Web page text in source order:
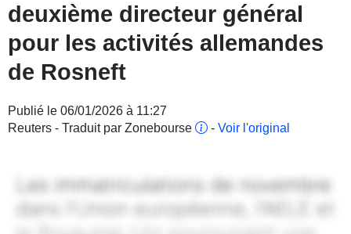
deuxième directeur général
pour les activités allemandes
de Rosneft
Publié le 06/01/2026 à 11:27
Reuters - Traduit par Zonebourse
- Voir l'original